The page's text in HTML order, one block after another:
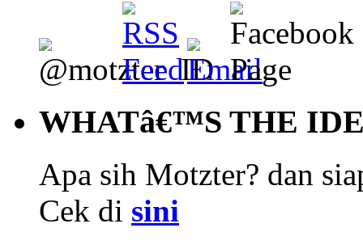
WHATâ€™S THE
Apa sih Motzter? dan
Cek di sini